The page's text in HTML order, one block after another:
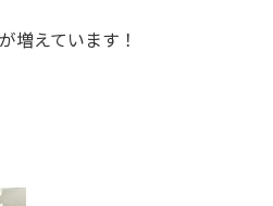
増えています！